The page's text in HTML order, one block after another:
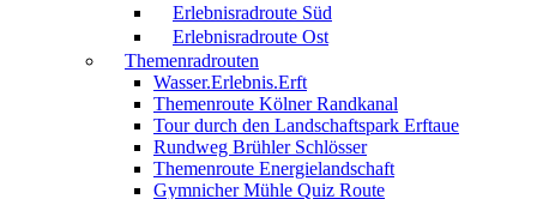
Erlebnisradroute Süd
Erlebnisradroute Ost
Themenradrouten
Wasser.Erlebnis.Erft
Themenroute Kölner Randkanal
Tour durch den Landschaftspark Erftaue
Rundweg Brühler Schlösser
Themenroute Energielandschaft
Gymnicher Mühle Quiz Route